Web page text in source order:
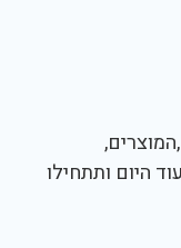
היום ותתחילו